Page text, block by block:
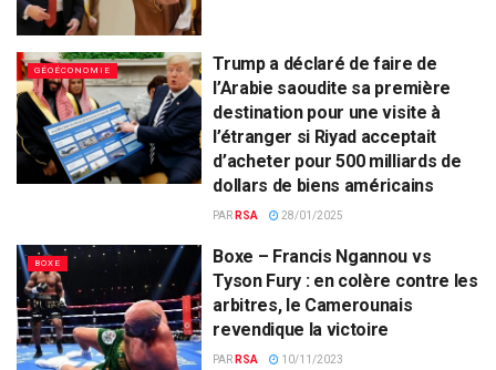
GÉOÉCONOMIE
Trump a déclaré de faire de
l’Arabie saoudite sa première
destination pour une visite à
l’étranger si Riyad acceptait
d’acheter pour 500 milliards de
dollars de biens américains
PAR RSA 28/01/2025
BOXE
Boxe – Francis Ngannou vs
Tyson Fury : en colère contre les
arbitres, le Camerounais
revendique la victoire
PAR RSA 10/11/2023